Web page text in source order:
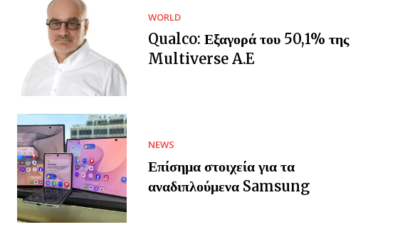
WORLD
Qualco: Εξαγορά του 50,1% της
Multiverse A.E
NEWS
Επίσημα στοιχεία για τα
αναδιπλούμενα Samsung